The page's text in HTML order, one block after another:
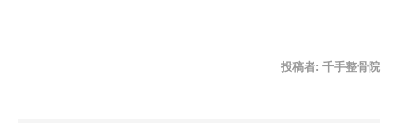
投稿者: 千手整骨院